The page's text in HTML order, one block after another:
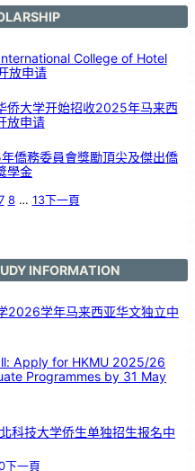
College of Hotel
放申请
侨大学开始招收2025年马来西
放申请
僑務委員會獎勵頂尖及傑出僑
學金
8 … 13下一頁
INFORMATION
2026学年马来西亚华文独立中
Apply for HKMU 2025/26
Programmes by 31 May
科技大学侨生单独招生报名中
下一頁